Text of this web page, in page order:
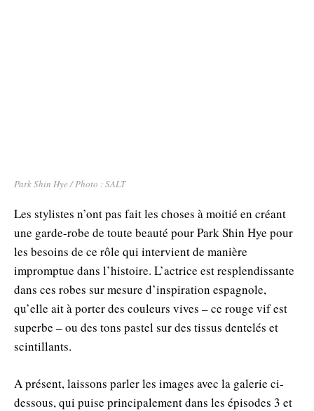
Park Shin Hye / Photo : SALT
Les stylistes n’ont pas fait les choses à moitié en créant
une garde-robe de toute beauté pour Park Shin Hye pour
les besoins de ce rôle qui intervient de manière
impromptue dans l’histoire. L’actrice est resplendissante
dans ces robes sur mesure d’inspiration espagnole,
qu’elle ait à porter des couleurs vives – ce rouge vif est
superbe – ou des tons pastel sur des tissus dentelés et
scintillants.
A présent, laissons parler les images avec la galerie ci-
dessous, qui puise principalement dans les épisodes 3 et